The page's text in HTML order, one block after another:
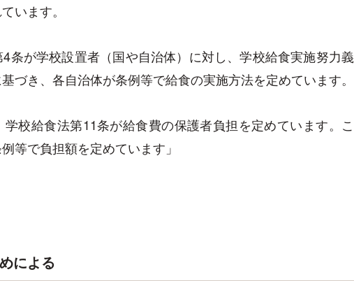
います。
条が学校設置者（国や自治体）に対し、学校給食実施努力義
づき、各自治体が条例等で給食の実施方法を定めています。
校給食法第11条が給食費の保護者負担を定めています。こ
等で負担額を定めています」
による